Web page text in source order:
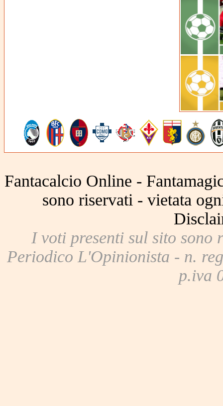
Fantacalcio Online -
sono riservati - vietata
I voti presenti sul sito sono
Periodico L'Opinionista - n.
p.iva